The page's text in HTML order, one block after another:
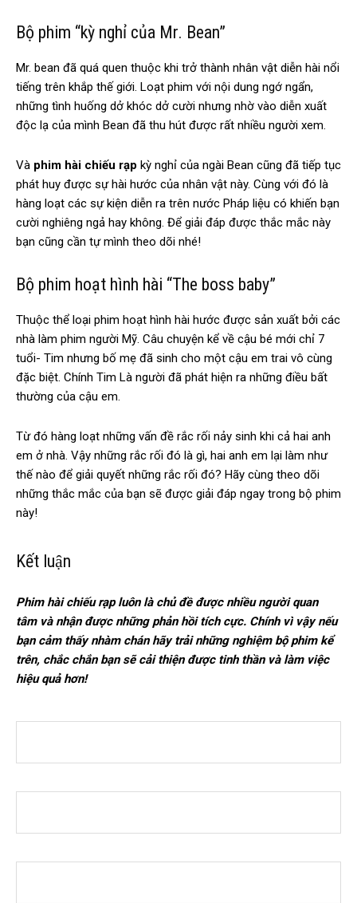
Bộ phim “kỳ nghỉ của Mr. Bean”
Mr. bean đã quá quen thuộc khi trở thành nhân vật diễn hài nổi
tiếng trên khắp thế giới. Loạt phim với nội dung ngớ ngẩn,
những tình huống dở khóc dở cười nhưng nhờ vào diễn xuất
độc lạ của mình Bean đã thu hút được rất nhiều người xem.
Và phim hài chiếu rạp kỳ nghỉ của ngài Bean cũng đã tiếp tục
phát huy được sự hài hước của nhân vật này. Cùng với đó là
hàng loạt các sự kiện diễn ra trên nước Pháp liệu có khiến bạn
cười nghiêng ngả hay không. Để giải đáp được thắc mắc này
bạn cũng cần tự mình theo dõi nhé!
Bộ phim hoạt hình hài “The boss baby”
Thuộc thể loại phim hoạt hình hài hước được sản xuất bởi các
nhà làm phim người Mỹ. Câu chuyện kể về cậu bé mới chỉ 7
tuổi- Tim nhưng bố mẹ đã sinh cho một cậu em trai vô cùng
đặc biệt. Chính Tim Là người đã phát hiện ra những điều bất
thường của cậu em.
Từ đó hàng loạt những vấn đề rắc rối nảy sinh khi cả hai anh
em ở nhà. Vậy những rắc rối đó là gì, hai anh em lại làm như
thế nào để giải quyết những rắc rối đó? Hãy cùng theo dõi
những thắc mắc của bạn sẽ được giải đáp ngay trong bộ phim
này!
Kết luận
Phim hài chiếu rạp luôn là chủ đề được nhiều người quan
tâm và nhận được những phản hồi tích cực. Chính vì vậy nếu
bạn cảm thấy nhàm chán hãy trải những nghiệm bộ phim kể
trên, chắc chắn bạn sẽ cải thiện được tinh thần và làm việc
hiệu quả hơn!